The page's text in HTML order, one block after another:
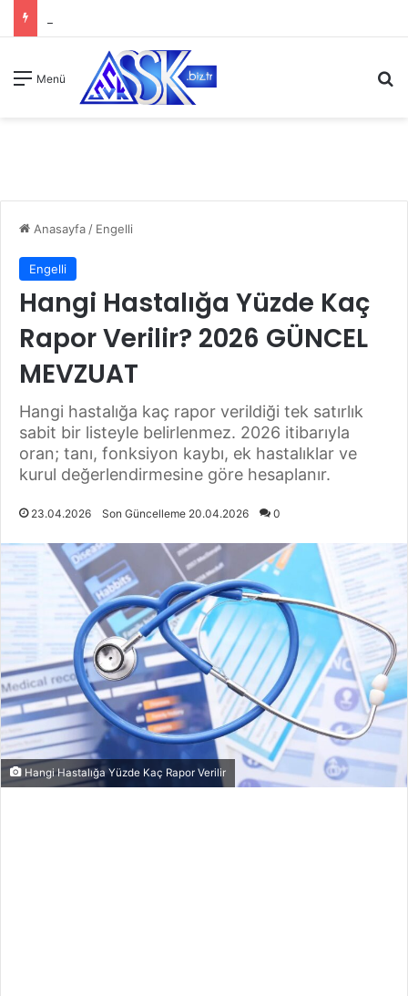
Menü
Anasayfa / Engelli
Engelli
Hangi Hastalığa Yüzde Kaç
Rapor Verilir? 2026 GÜNCEL
MEVZUAT
Hangi hastalığa kaç rapor verildiği tek satırlık
sabit bir listeyle belirlenmez. 2026 itibarıyla
oran; tanı, fonksiyon kaybı, ek hastalıklar ve
kurul değerlendirmesine göre hesaplanır.
23.04.2026 Son Güncelleme 20.04.2026 0
Hangi Hastalığa Yüzde Kaç Rapor Verilir